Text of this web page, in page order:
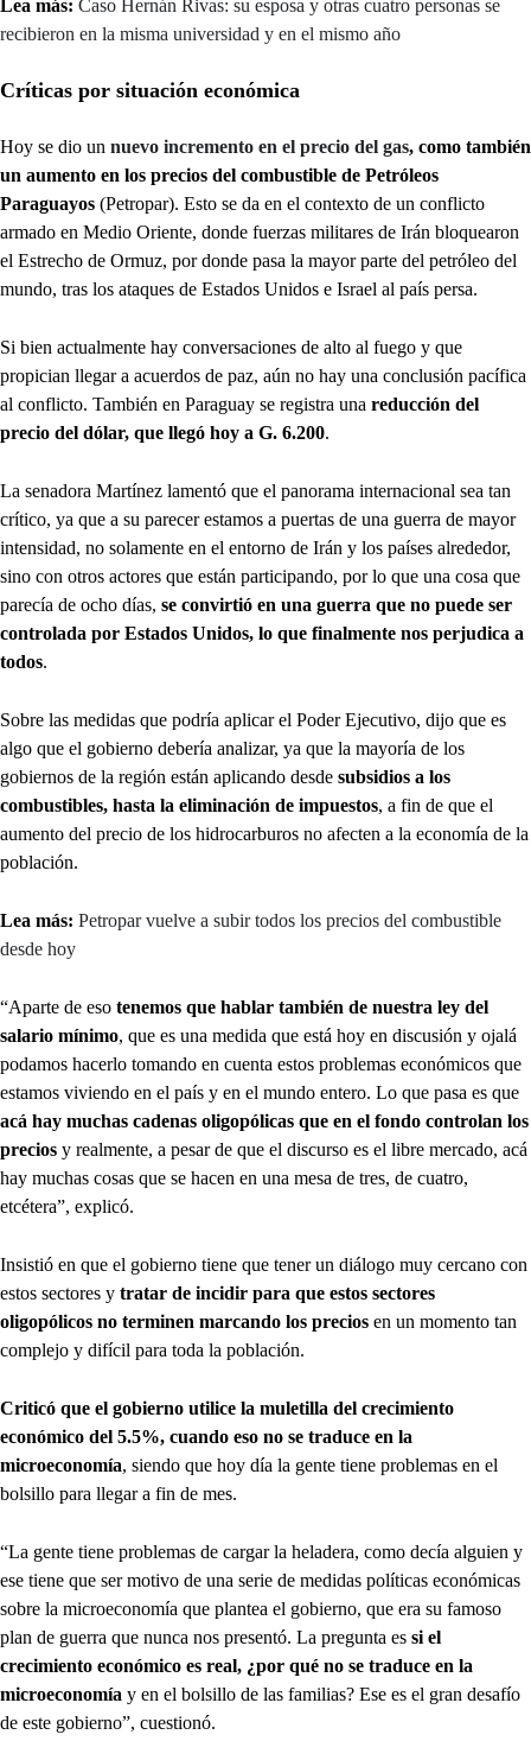
Lea más: Caso Hernán Rivas: su esposa y otras cuatro personas se
recibieron en la misma universidad y en el mismo año
Críticas por situación económica
Hoy se dio un nuevo incremento en el precio del gas, como también
un aumento en los precios del combustible de Petróleos
Paraguayos (Petropar). Esto se da en el contexto de un conflicto
armado en Medio Oriente, donde fuerzas militares de Irán bloquearon
el Estrecho de Ormuz, por donde pasa la mayor parte del petróleo del
mundo, tras los ataques de Estados Unidos e Israel al país persa.
Si bien actualmente hay conversaciones de alto al fuego y que
propician llegar a acuerdos de paz, aún no hay una conclusión pacífica
al conflicto. También en Paraguay se registra una reducción del
precio del dólar, que llegó hoy a G. 6.200.
La senadora Martínez lamentó que el panorama internacional sea tan
crítico, ya que a su parecer estamos a puertas de una guerra de mayor
intensidad, no solamente en el entorno de Irán y los países alrededor,
sino con otros actores que están participando, por lo que una cosa que
parecía de ocho días, se convirtió en una guerra que no puede ser
controlada por Estados Unidos, lo que finalmente nos perjudica a
todos.
Sobre las medidas que podría aplicar el Poder Ejecutivo, dijo que es
algo que el gobierno debería analizar, ya que la mayoría de los
gobiernos de la región están aplicando desde subsidios a los
combustibles, hasta la eliminación de impuestos, a fin de que el
aumento del precio de los hidrocarburos no afecten a la economía de la
población.
Lea más: Petropar vuelve a subir todos los precios del combustible
desde hoy
“Aparte de eso tenemos que hablar también de nuestra ley del
salario mínimo, que es una medida que está hoy en discusión y ojalá
podamos hacerlo tomando en cuenta estos problemas económicos que
estamos viviendo en el país y en el mundo entero. Lo que pasa es que
acá hay muchas cadenas oligopólicas que en el fondo controlan los
precios y realmente, a pesar de que el discurso es el libre mercado, acá
hay muchas cosas que se hacen en una mesa de tres, de cuatro,
etcétera”, explicó.
Insistió en que el gobierno tiene que tener un diálogo muy cercano con
estos sectores y tratar de incidir para que estos sectores
oligopólicos no terminen marcando los precios en un momento tan
complejo y difícil para toda la población.
Criticó que el gobierno utilice la muletilla del crecimiento
económico del 5.5%, cuando eso no se traduce en la
microeconomía, siendo que hoy día la gente tiene problemas en el
bolsillo para llegar a fin de mes.
“La gente tiene problemas de cargar la heladera, como decía alguien y
ese tiene que ser motivo de una serie de medidas políticas económicas
sobre la microeconomía que plantea el gobierno, que era su famoso
plan de guerra que nunca nos presentó. La pregunta es si el
crecimiento económico es real, ¿por qué no se traduce en la
microeconomía y en el bolsillo de las familias? Ese es el gran desafío
de este gobierno”, cuestionó.